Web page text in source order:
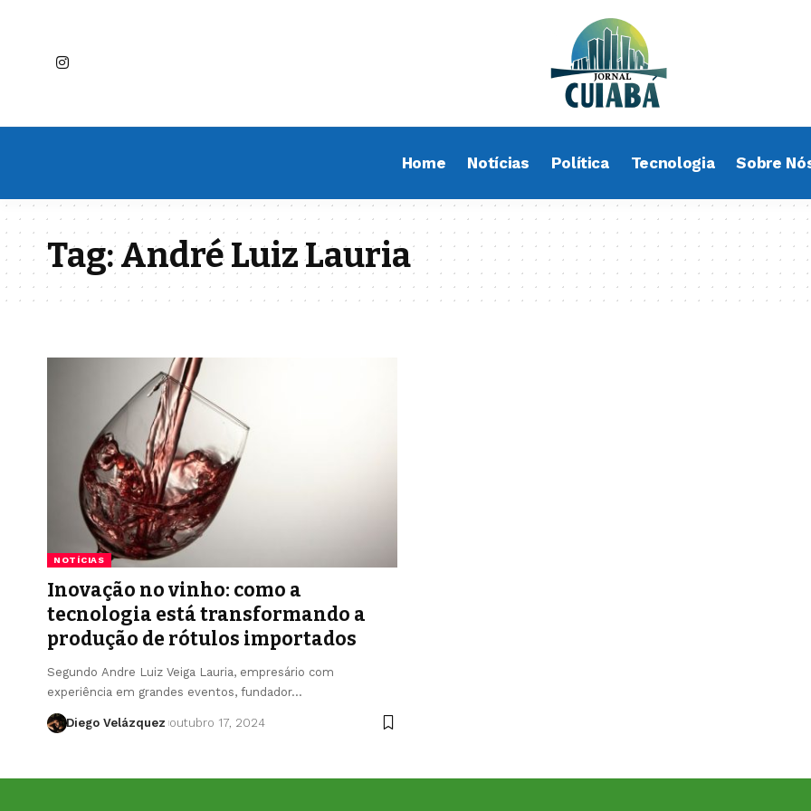
Home Notícias Política Tecnologia Sobre
Tag:André Luiz Lauria
NOTÍCIAS
Inovação no vinho: como a
tecnologia está transformando a
produção de rótulos importados
Segundo Andre Luiz Veiga Lauria, empresário com
experiência em grandes eventos, fundador…
Diego Velázquez outubro 17, 2024